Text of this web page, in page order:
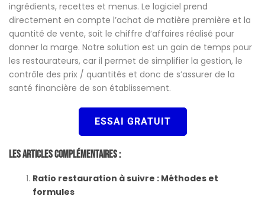
ingrédients, recettes et menus. Le logiciel prend
directement en compte l’achat de matière première et la
quantité de vente, soit le chiffre d’affaires réalisé pour
donner la marge. Notre solution est un gain de temps pour
les restaurateurs, car il permet de simplifier la gestion, le
contrôle des prix / quantités et donc de s’assurer de la
santé financière de son établissement.
ESSAI GRATUIT
Les Articles Complémentaires :
Ratio restauration à suivre : Méthodes et
formules